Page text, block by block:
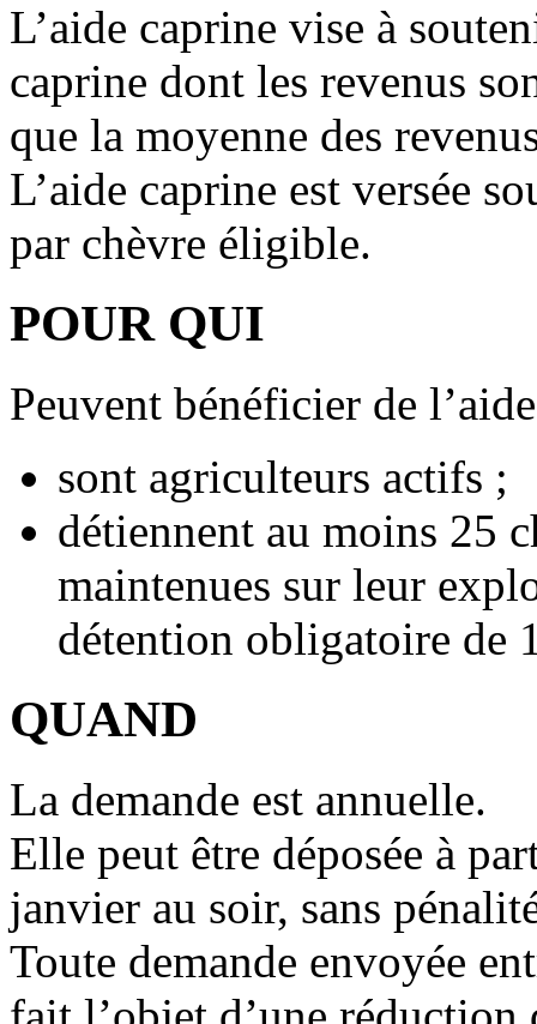
L’aide caprine vise à
caprine dont les revenus
que la moyenne des
L’aide caprine est versée
par chèvre éligible.
POUR QUI
Peuvent bénéficier de
sont agriculteurs actifs ;
détiennent au moins 25
maintenues sur leur
détention obligatoire de
QUAND
La demande est annuelle.
Elle peut être déposée à
janvier au soir, sans
Toute demande envoyée